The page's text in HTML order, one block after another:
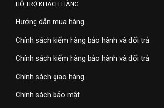
HỖ TRỢ KHÁCH HÀNG
Hướng dẫn mua hàng
Chính sách kiểm hàng bảo hành và đổi trả
Chính sách kiểm hàng bảo hành và đổi trả
Chính sách giao hàng
Chính sách bảo mật